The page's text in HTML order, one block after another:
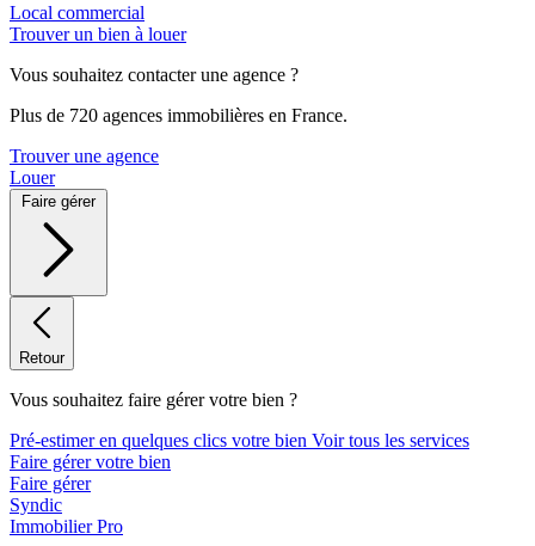
Local commercial
Trouver un bien à louer
Vous souhaitez contacter une agence ?
Plus de 720 agences immobilières en France.
Trouver une agence
Louer
Faire gérer
Retour
Vous souhaitez faire gérer votre bien ?
Pré-estimer en quelques clics votre bien Voir tous les services
Faire gérer votre bien
Faire gérer
Syndic
Immobilier Pro